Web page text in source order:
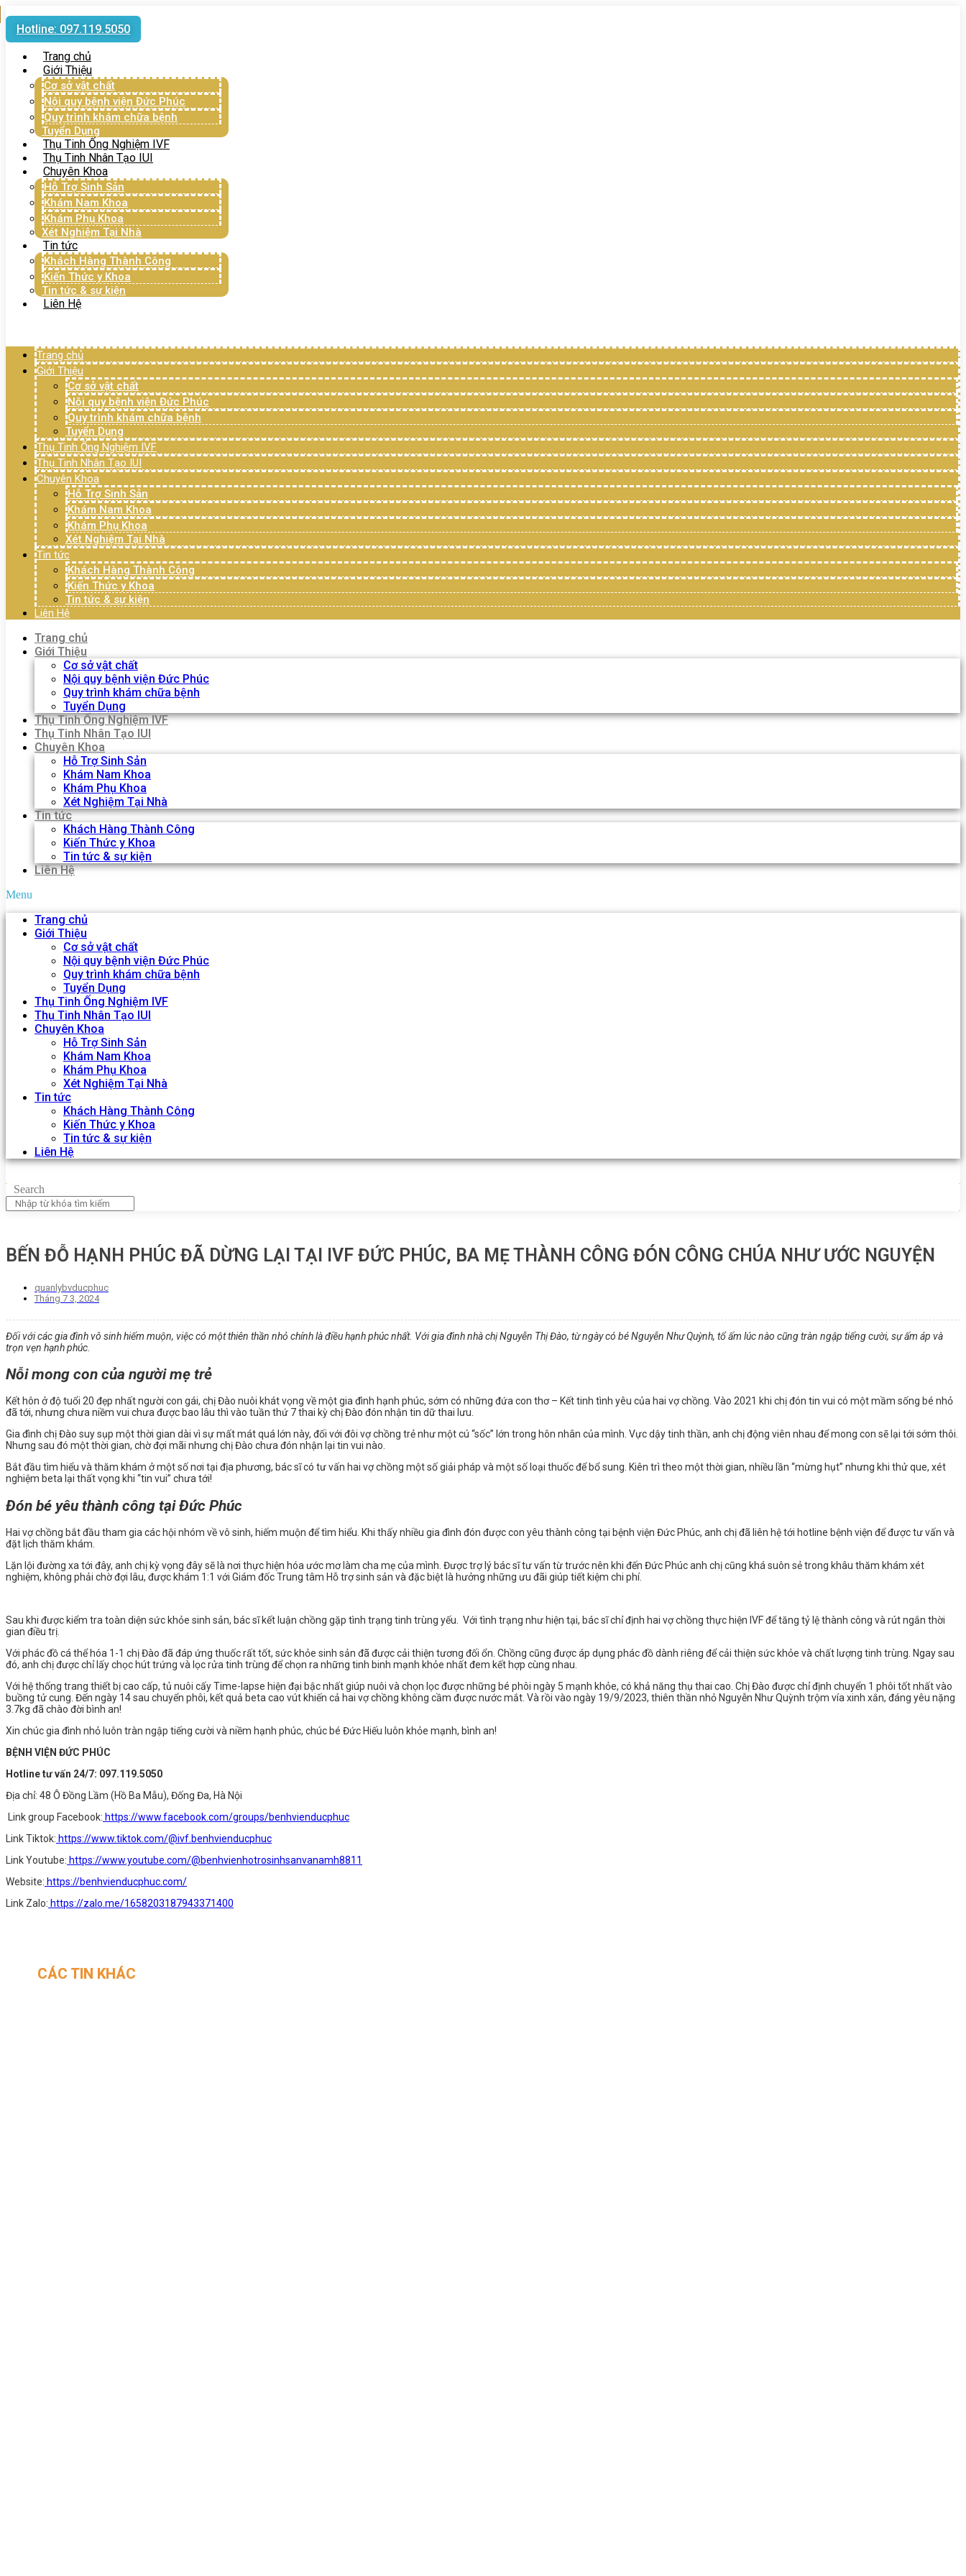
Hotline: 097.119.5050
Trang chủ
Giới Thiệu
Cơ sở vật chất
Nội quy bệnh viện Đức Phúc
Quy trình khám chữa bệnh
Tuyển Dụng
Thụ Tinh Ống Nghiệm IVF
Thụ Tinh Nhân Tạo IUI
Chuyên Khoa
Hỗ Trợ Sinh Sản
Khám Nam Khoa
Khám Phụ Khoa
Xét Nghiệm Tại Nhà
Tin tức
Khách Hàng Thành Công
Kiến Thức y Khoa
Tin tức & sự kiện
Liên Hệ
Trang chủ
Giới Thiệu
Cơ sở vật chất
Nội quy bệnh viện Đức Phúc
Quy trình khám chữa bệnh
Tuyển Dụng
Thụ Tinh Ống Nghiệm IVF
Thụ Tinh Nhân Tạo IUI
Chuyên Khoa
Hỗ Trợ Sinh Sản
Khám Nam Khoa
Khám Phụ Khoa
Xét Nghiệm Tại Nhà
Tin tức
Khách Hàng Thành Công
Kiến Thức y Khoa
Tin tức & sự kiện
Liên Hệ
Trang chủ
Giới Thiệu
Cơ sở vật chất
Nội quy bệnh viện Đức Phúc
Quy trình khám chữa bệnh
Tuyển Dụng
Thụ Tinh Ống Nghiệm IVF
Thụ Tinh Nhân Tạo IUI
Chuyên Khoa
Hỗ Trợ Sinh Sản
Khám Nam Khoa
Khám Phụ Khoa
Xét Nghiệm Tại Nhà
Tin tức
Khách Hàng Thành Công
Kiến Thức y Khoa
Tin tức & sự kiện
Liên Hệ
Menu
Trang chủ
Giới Thiệu
Cơ sở vật chất
Nội quy bệnh viện Đức Phúc
Quy trình khám chữa bệnh
Tuyển Dụng
Thụ Tinh Ống Nghiệm IVF
Thụ Tinh Nhân Tạo IUI
Chuyên Khoa
Hỗ Trợ Sinh Sản
Khám Nam Khoa
Khám Phụ Khoa
Xét Nghiệm Tại Nhà
Tin tức
Khách Hàng Thành Công
Kiến Thức y Khoa
Tin tức & sự kiện
Liên Hệ
Search
BẾN ĐỖ HẠNH PHÚC ĐÃ DỪNG LẠI TẠI IVF ĐỨC PHÚC, BA MẸ THÀNH CÔNG ĐÓN CÔNG CHÚA NHƯ ƯỚC NGUYỆN
quanlybvducphuc
Tháng 7 3, 2024
Đối với các gia đình vô sinh hiếm muộn, việc có một thiên thần nhỏ chính là điều hạnh phúc nhất. Với gia đình nhà chị Nguyễn Thị Đào, từ ngày có bé Nguyễn Như Quỳnh, tổ ấm lúc nào cũng tràn ngập tiếng cười, sự ấm áp và
trọn vẹn hạnh phúc.
Nỗi mong con của người mẹ trẻ
Kết hôn ở độ tuổi 20 đẹp nhất người con gái, chị Đào nuôi khát vọng về một gia đình hạnh phúc, sớm có những đứa con thơ – Kết tinh tình yêu của hai vợ chồng. Vào 2021 khi chị đón tin vui có một mầm sống bé nhỏ
đã tới, nhưng chưa niềm vui chưa được bao lâu thì vào tuần thứ 7 thai kỳ chị Đào đón nhận tin dữ thai lưu.
Gia đình chị Đào suy sụp một thời gian dài vì sự mất mát quá lớn này, đối với đôi vợ chồng trẻ như một cú “sốc” lớn trong hôn nhân của mình. Vực dậy tinh thần, anh chị động viên nhau để mong con sẽ lại tới sớm thôi.
Nhưng sau đó một thời gian, chờ đợi mãi nhưng chị Đào chưa đón nhận lại tin vui nào.
Bắt đầu tìm hiểu và thăm khám ở một số nơi tại địa phương, bác sĩ có tư vấn hai vợ chồng một số giải pháp và một số loại thuốc để bổ sung. Kiên trì theo một thời gian, nhiều lần “mừng hụt” nhưng khi thử que, xét
nghiệm beta lại thất vọng khi “tin vui” chưa tới!
Đón bé yêu thành công tại Đức Phúc
️Hai vợ chồng bắt đầu tham gia các hội nhóm về vô sinh, hiếm muộn để tìm hiểu. Khi thấy nhiều gia đình đón được con yêu thành công tại bệnh viện Đức Phúc, anh chị đã liên hệ tới hotline bệnh viện để được tư vấn và
đặt lịch thăm khám.
Lặn lội đường xa tới đây, anh chị kỳ vọng đây sẽ là nơi thực hiện hóa ước mơ làm cha mẹ của mình. Được trợ lý bác sĩ tư vấn từ trước nên khi đến Đức Phúc anh chị cũng khá suôn sẻ trong khâu thăm khám xét
nghiệm, không phải chờ đợi lâu, được khám 1:1 với Giám đốc Trung tâm Hỗ trợ sinh sản và đặc biệt là hưởng những ưu đãi giúp tiết kiệm chi phí.
️Sau khi được kiểm tra toàn diện sức khỏe sinh sản, bác sĩ kết luận chồng gặp tình trạng tinh trùng yếu. Với tình trạng như hiện tại, bác sĩ chỉ định hai vợ chồng thực hiện IVF để tăng tỷ lệ thành công và rút ngắn thời
gian điều trị.
Với phác đồ cá thể hóa 1-1 chị Đào đã đáp ứng thuốc rất tốt, sức khỏe sinh sản đã được cải thiện tương đối ổn. Chồng cũng được áp dụng phác đồ dành riêng để cải thiện sức khỏe và chất lượng tinh trùng. Ngay sau
đó, anh chị được chỉ lấy chọc hút trứng và lọc rửa tinh trùng để chọn ra những tinh binh mạnh khỏe nhất đem kết hợp cùng nhau.
Với hệ thống trang thiết bị cao cấp, tủ nuôi cấy Time-lapse hiện đại bậc nhất giúp nuôi và chọn lọc được những bé phôi ngày 5 mạnh khỏe, có khả năng thụ thai cao. Chị Đào được chỉ định chuyển 1 phôi tốt nhất vào
buồng tử cung. Đến ngày 14 sau chuyển phôi, kết quả beta cao vút khiến cả hai vợ chồng không cầm được nước mắt. Và rồi vào ngày 19/9/2023, thiên thần nhỏ Nguyễn Như Quỳnh trộm vía xinh xắn, đáng yêu nặng
3.7kg đã chào đời bình an!
Xin chúc gia đình nhỏ luôn tràn ngập tiếng cười và niềm hạnh phúc, chúc bé Đức Hiếu luôn khỏe mạnh, bình an!
BỆNH VIỆN ĐỨC PHÚC
Hotline tư vấn 24/7: 097.119.5050
Địa chỉ: 48 Ô Đồng Lầm (Hồ Ba Mẫu), Đống Đa, Hà Nội
Link group Facebook: https://www.facebook.com/groups/benhvienducphuc
Link Tiktok: https://www.tiktok.com/@ivf.benhvienducphuc
Link Youtube: https://www.youtube.com/@benhvienhotrosinhsanvanamh8811
Website: https://benhvienducphuc.com/
Link Zalo: https://zalo.me/1658203187943371400
CÁC TIN KHÁC